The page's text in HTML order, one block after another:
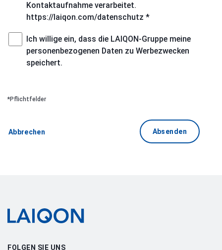
Kontaktaufnahme verarbeitet.
https://laiqon.com/datenschutz *
Ich willige ein, dass die LAIQON-Gruppe meine
personenbezogenen Daten zu Werbezwecken
speichert.
*Pflichtfelder
Abbrechen Absenden
LAIQON
FOLGEN SIE UNS